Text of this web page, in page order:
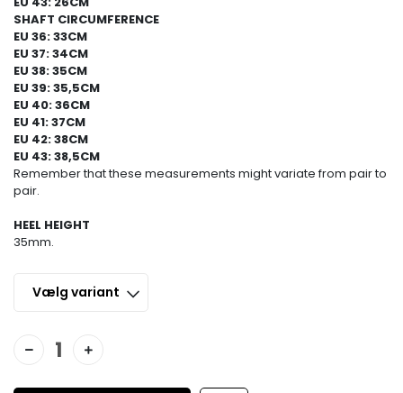
SHAFT CIRCUMFERENCE
EU 36: 33CM
EU 37: 34CM
EU 38: 35CM
EU 39: 35,5CM
EU 40: 36CM
EU 41: 37CM
EU 42: 38CM
EU 43: 38,5CM
Remember that these measurements might variate from pair to
pair.
HEEL HEIGHT
35mm.